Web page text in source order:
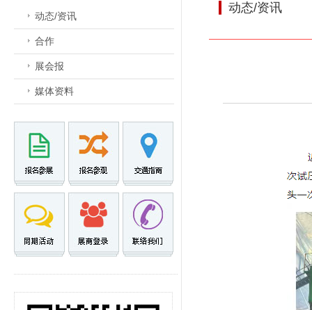
动态/资讯
合作
展会报
媒体资料
动态/资讯